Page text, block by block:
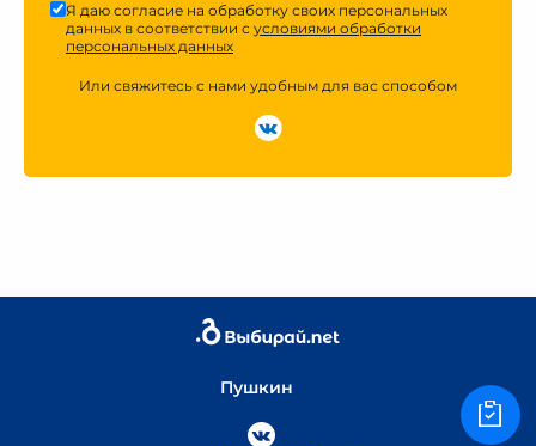
Я даю согласие на обработку своих персональных
данных в соответствии с условиями обработки
персональных данных
Или свяжитесь с нами удобным для вас способом
Пушкин